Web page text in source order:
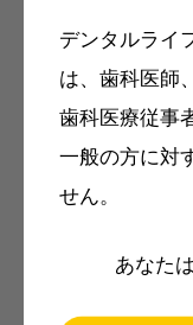
デンタルライ
は、歯科医師
歯科医療従事
一般の方に対
せん。
あなた